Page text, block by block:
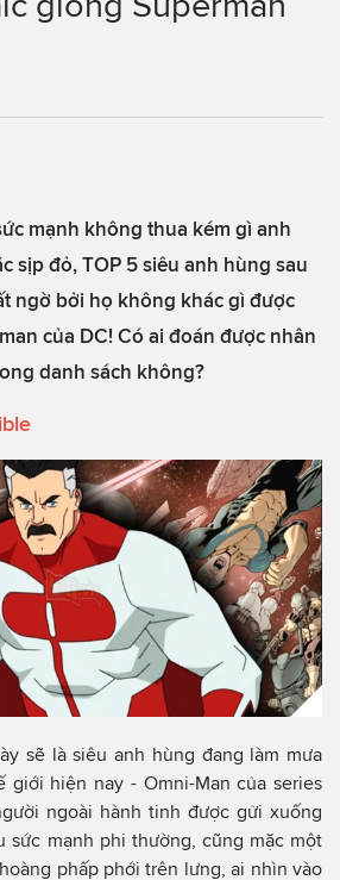
mạnh không thua kém gì anh
sịp đỏ, TOP 5 siêu anh hùng sau
ngờ bởi họ không khác gì được
của DC! Có ai đoán được nhân
danh sách không?
sẽ là siêu anh hùng đang làm mưa
giới hiện nay - Omni-Man của series
ngoài hành tinh được gửi xuống
sức mạnh phi thường, cũng mặc một
phấp phới trên lưng, ai nhìn vào